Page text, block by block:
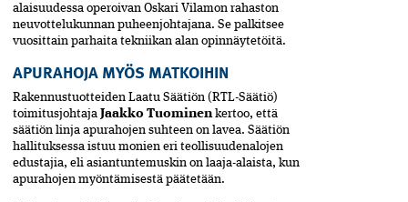
alaisuudessa operoivan Oskari Vilamon rahaston
neuvottelukunnan puheenjohtajana. Se palkitsee
vuosittain parhaita tekniikan alan opinnäytetöitä.
APURAHOJA MYÖS MATKOIHIN
Rakennustuotteiden Laatu Säätiön (RTL-Säätiö)
toimitusjohtaja Jaakko Tuominenkertoo, että
säätiön linja apurahojen suhteen on lavea. Säätiön
hallituksessa istuu monien eri teollisuudenalojen
edustajia, eli asiantuntemuskin on laaja-alaista, kun
apurahojen myöntämisestä päätetään.